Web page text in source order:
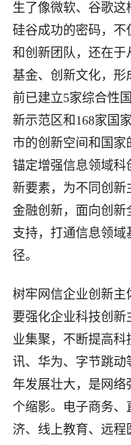
生了像微软、谷歌这
硅谷成功的密码，不
和创新团队，还在于
基金、创新文化，形
前已建立5家综合性
新示范区和168家国
市的创新空间和国
锚定增强信息领域科
新要素，为不同创新
金融创新，面向创新
支持，打通信息领
径。
树牢网信企业创新主
要强化企业科技创
业集聚，不断提高
讯、华为、字节跳
年发展壮大，是网
个缩影。电子商务
济、线上教育、远